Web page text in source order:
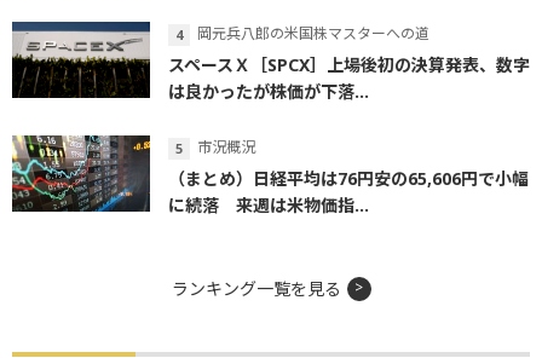
岡元兵八郎の米国株マスターへの道
スペースＸ［SPCX］上場後初の決算発表、数字
は良かったが株価が下落...
市況概況
（まとめ）日経平均は76円安の65,606円で小幅
に続落 来週は米物価指...
ランキング一覧を見る